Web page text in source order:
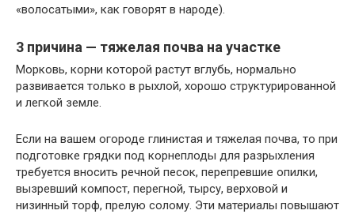
«волосатыми», как говорят в народе).
3 причина — тяжелая почва на участке
Морковь, корни которой растут вглубь, нормально
развивается только в рыхлой, хорошо структурированной
и легкой земле.
Если на вашем огороде глинистая и тяжелая почва, то при
подготовке грядки под корнеплоды для разрыхления
требуется вносить речной песок, перепревшие опилки,
вызревший компост, перегной, тырсу, верховой и
низинный торф, прелую солому. Эти материалы повышают